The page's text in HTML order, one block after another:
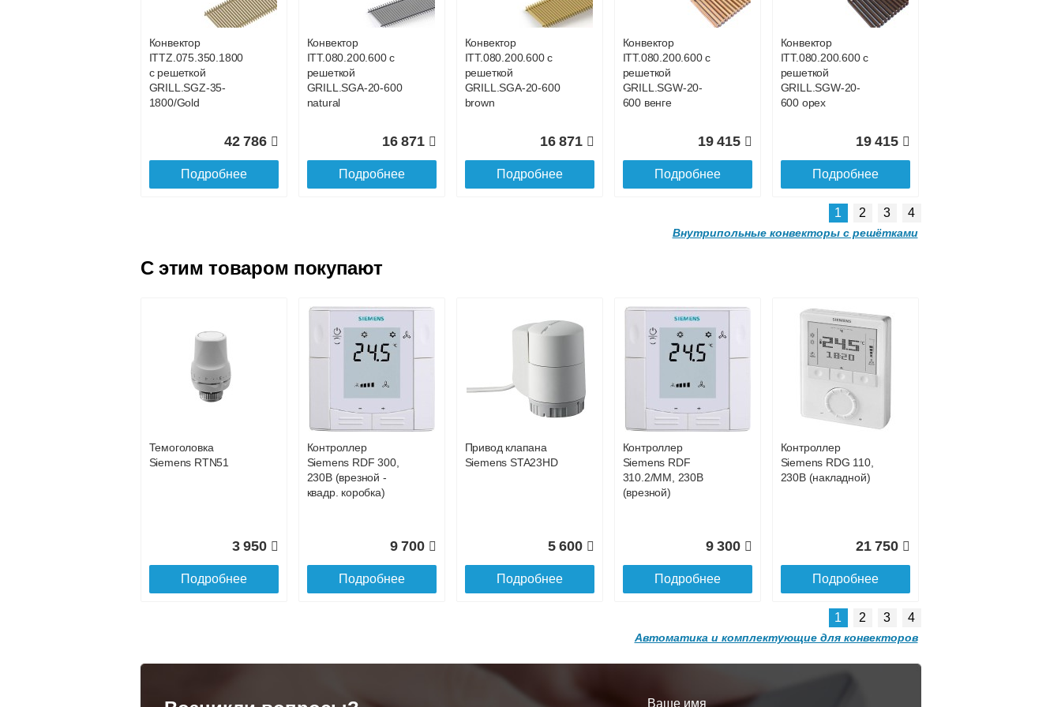
SGL.1100.160
18 801
Подробнее
SGL.1200.160
20 160
Подробнее
SGL.1300.160
21 679 23 035
Подробнее
24 377
Подробнее
champagne
25 735
Конвектор
с решеткой
SGL.1700.160
champagne
27 093
Подробнее
SGL.1800.160
28 450
Подробнее
с решеткой
SGL.1900.160
champagne
29 809
Подробнее
с решеткой
SGL.2000.160
champagne
31 311
Подробнее
Конвектор
ITTZ.075.350.1800
с решеткой
GRILL.SGZ-35-
1800/Gold
42 786
Подробнее
Конвектор
ITT.080.200.600 с
решеткой
GRILL.SGA-20-600
natural
16 871
Подробнее
Конвектор
ITT.080.200.600 с
решеткой
GRILL.SGA-20-600
brown
16 871
Подробнее
Конвектор
ITT.080.200.600 с
решеткой
GRILL.SGW-20-
600 венге
19 415
Подробнее
Конвектор
ITT.080.200.600 с
решеткой
GRILL.SGW-20-
600 орех
19 415
Подробнее
Конвектор
ITT.080.200.1200 с
решеткой
GRILL.SGA-20-
Конвектор
решеткой
GRILL.SGA-20-600
Подробнее
ITT.080.200.1200 с
решеткой
GRILL.SGA-20-
28 142
Конвектор
решеткой
GRILL.SGW-20-
1200 венге
Подробнее
Конвектор
ITT.080.200.1200 с
GRILL.SGW-20-
1200 орех
Подробнее
Конвектор
Конвектор
Конвектор
ITT.080.200.1200 с
Конвектор
решеткой
Конвектор
1 2 3 4
Внутрипольные конвекторы с решётками
C этим товаром покупают
Темоголовка
Siemens RTN51
3 950
Подробнее
Контроллер
Siemens RDF 300,
230В (врезной -
квадр. коробка)
9 700
Подробнее
Привод клапана
Siemens STA23HD
5 600
Подробнее
Контроллер
Siemens RDF
310.2/MM, 230В
(врезной)
9 300
Подробнее
Контроллер
Siemens RDG 110,
230В (накладной)
21 750
Подробнее
1 2 3 4
Автоматика и комплектующие для конвекторов
Ваше имя